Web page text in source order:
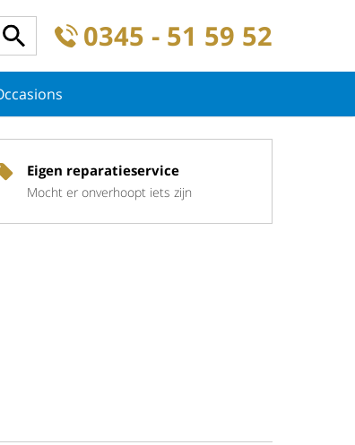
0345 - 51 59 52
Eigen reparatieservice
Mocht er onverhoopt iets zijn